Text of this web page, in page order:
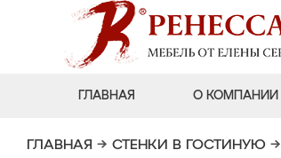
ГЛАВНАЯ О КОМПАНИИ
ГЛАВНАЯ → СТЕНКИ В ГОСТИНУЮ →